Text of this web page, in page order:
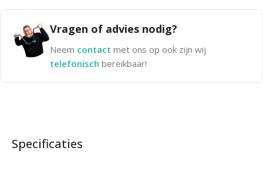
Vragen of advies nodig?
Neem contact met ons op ook zijn wij
telefonisch bereikbaar!
Specificaties